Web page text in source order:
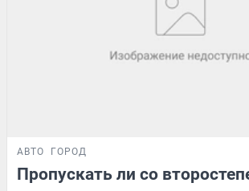
АВТО ГОРОД
Пропускать ли со